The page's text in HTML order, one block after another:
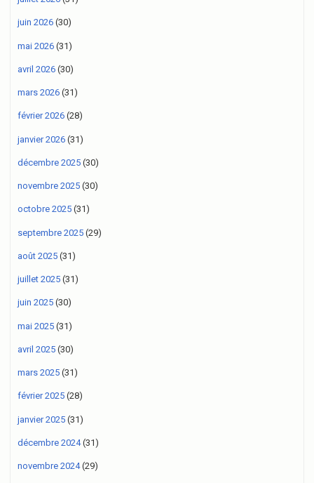
juin 2026 (30)
mai 2026 (31)
avril 2026 (30)
mars 2026 (31)
février 2026 (28)
janvier 2026 (31)
décembre 2025 (30)
novembre 2025 (30)
octobre 2025 (31)
septembre 2025 (29)
août 2025 (31)
juillet 2025 (31)
juin 2025 (30)
mai 2025 (31)
avril 2025 (30)
mars 2025 (31)
février 2025 (28)
janvier 2025 (31)
décembre 2024(31)
novembre 2024(29)